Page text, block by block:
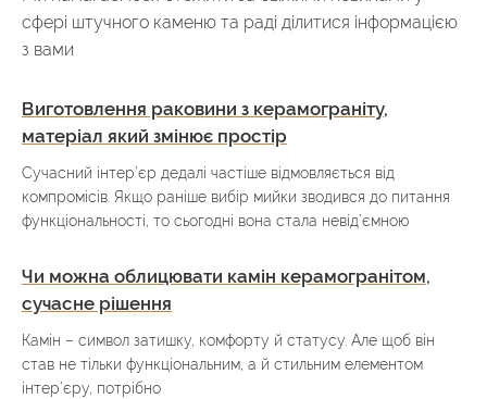
сфері штучного каменю та раді ділитися інформацією
з вами
Виготовлення раковини з керамограніту,
матеріал який змінює простір
Сучасний інтер’єр дедалі частіше відмовляється від
компромісів. Якщо раніше вибір мийки зводився до питання
функціональності, то сьогодні вона стала невід’ємною
Чи можна облицювати камін керамогранітом,
сучасне рішення
Камін – символ затишку, комфорту й статусу. Але щоб він
став не тільки функціональним, а й стильним елементом
інтер’єру, потрібно